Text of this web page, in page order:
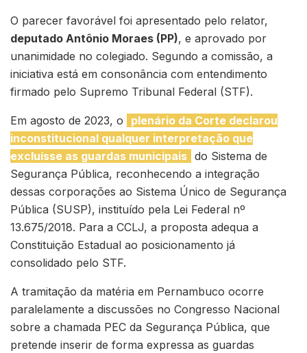
O parecer favorável foi apresentado pelo relator,
deputado Antônio Moraes (PP), e aprovado por
unanimidade no colegiado. Segundo a comissão, a
iniciativa está em consonância com entendimento
firmado pelo Supremo Tribunal Federal (STF).
Em agosto de 2023, o
plenário da Corte declarou
inconstitucional qualquer interpretação que
excluísse as guardas municipais do Sistema de
Segurança Pública, reconhecendo a integração
dessas corporações ao Sistema Único de Segurança
Pública (SUSP), instituído pela Lei Federal nº
13.675/2018. Para a CCLJ, a proposta adequa a
Constituição Estadual ao posicionamento já
consolidado pelo STF.
A tramitação da matéria em Pernambuco ocorre
paralelamente a discussões no Congresso Nacional
sobre a chamada PEC da Segurança Pública, que
pretende inserir de forma expressa as guardas